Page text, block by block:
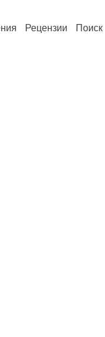
Рецензии Поиск